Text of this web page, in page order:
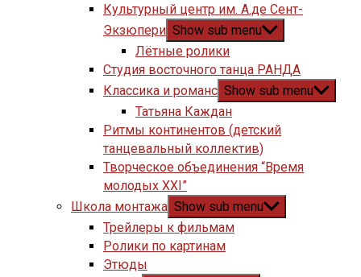
Культурный центр им. А.де Сент-
Экзюпери Show sub menu
Лётные ролики
Студия восточного танца РАНДА
Классика и романс Show sub menu
Татьяна Каждан
Ритмы континентов (детский
танцевальный коллектив)
Творческое объединения “Время
молодых XXI”
Школа монтажа Show sub menu
Трейлеры к фильмам
Ролики по картинам
Этюды